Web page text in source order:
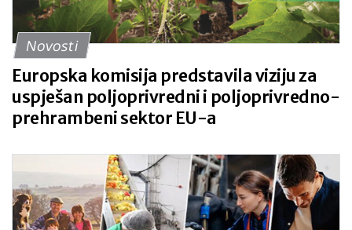
Novosti
Europska komisija predstavila viziju za
uspješan poljoprivredni i poljoprivredno-
prehrambeni sektor EU-a